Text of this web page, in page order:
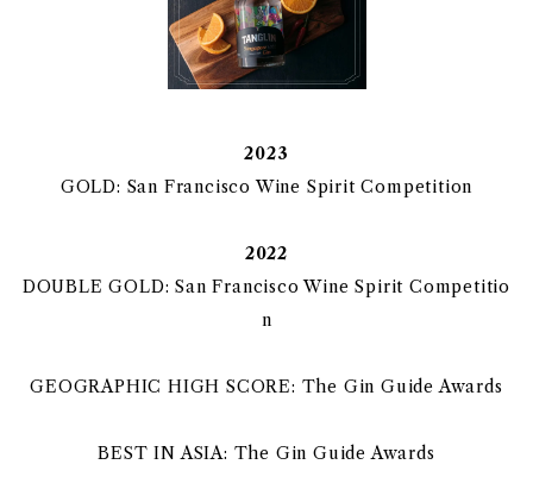
2023
GOLD: San Francisco Wine Spirit Competition
2022
DOUBLE GOLD: San Francisco Wine Spirit Competitio
n
GEOGRAPHIC HIGH SCORE: The Gin Guide Awards
BEST IN ASIA: The Gin Guide Awards